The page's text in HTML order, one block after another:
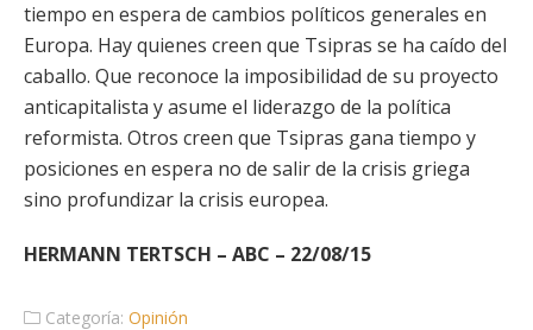
tiempo en espera de cambios políticos generales en
Europa. Hay quienes creen que Tsipras se ha caído del
caballo. Que reconoce la imposibilidad de su proyecto
anticapitalista y asume el liderazgo de la política
reformista. Otros creen que Tsipras gana tiempo y
posiciones en espera no de salir de la crisis griega
sino profundizar la crisis europea.
HERMANN TERTSCH – ABC – 22/08/15
Categoría: Opinión